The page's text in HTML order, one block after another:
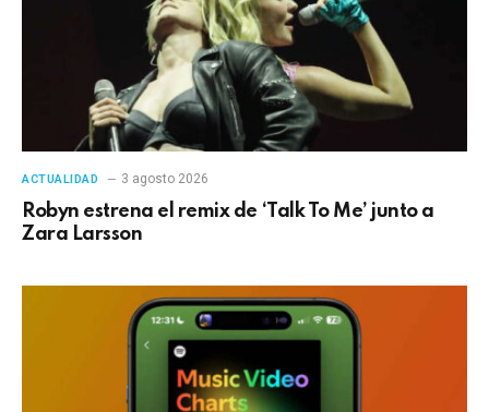
ACTUALIDAD 3 agosto 2026
Robyn estrena el remix de ‘Talk To Me’ junto a
Zara Larsson